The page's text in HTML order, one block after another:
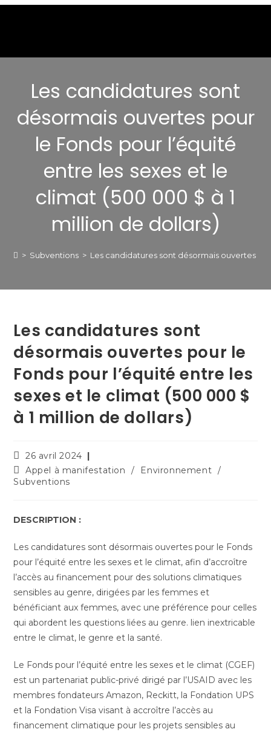
Les candidatures sont
désormais ouvertes pour
le Fonds pour l’équité
entre les sexes et le
climat (500 000 $ à 1
million de dollars)
> Subventions > Les candidatures sont désormais ouvertes
Les candidatures sont
désormais ouvertes pour le
Fonds pour l’équité entre les
sexes et le climat (500 000 $
à 1 million de dollars)
26 avril 2024
Appel à manifestation
/ Environnement /
Subventions
DESCRIPTION :
Les candidatures sont désormais ouvertes pour le Fonds
pour l’équité entre les sexes et le climat, afin d’accroître
l’accès au financement pour des solutions climatiques
sensibles au genre, dirigées par les femmes et
bénéficiant aux femmes, avec une préférence pour celles
qui abordent les questions liées au genre. lien inextricable
entre le climat, le genre et la santé.
Le Fonds pour l’équité entre les sexes et le climat (CGEF)
est un partenariat public-privé dirigé par l’USAID avec les
membres fondateurs Amazon, Reckitt, la Fondation UPS
et la Fondation Visa visant à accroître l’accès au
financement climatique pour les projets sensibles au